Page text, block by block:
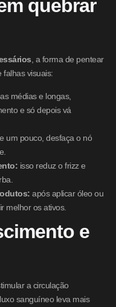
quebrar
, a forma de pentear
falhas visuais:
médias e longas,
e só depois vá
um pouco, desfaça o nó
isso reduz o frizz e
após aplicar óleo ou
melhor os ativos.
e
a circulação
sanguíneo leva mais